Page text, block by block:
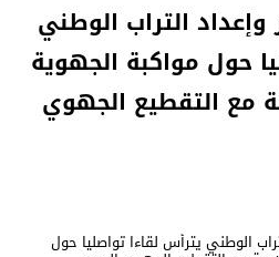
وإعداد التراب الوطني
حول مواكبة الجهوية
مع التقطيع الجهوي